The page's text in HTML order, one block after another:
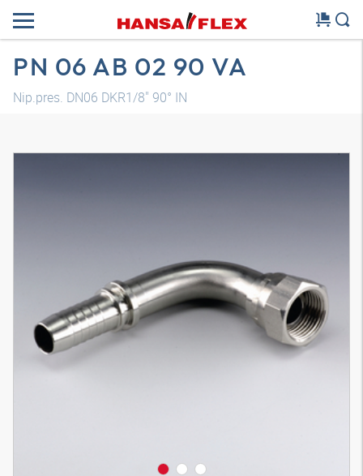
PN 06 AB 02 90 VA
Nip.pres. DN06 DKR1/8" 90° IN
Model 3D